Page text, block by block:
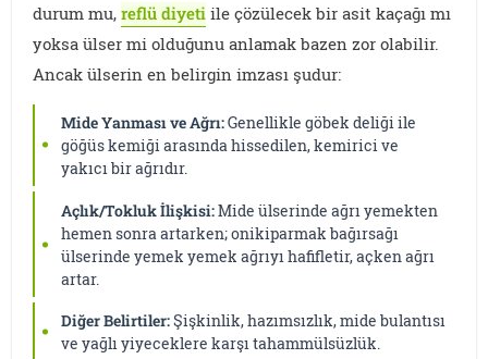
durum mu,reflü diyeti ile çözülecek bir asit kaçağı mı
yoksa ülser mi olduğunu anlamak bazen zor olabilir.
Ancak ülserin en belirgin imzası şudur:
Mide Yanması ve Ağrı:Genellikle göbek deliği ile
göğüs kemiği arasında hissedilen, kemirici ve
yakıcı bir ağrıdır.
Açlık/Tokluk İlişkisi:Mide ülserinde ağrı yemekten
hemen sonra artarken; onikiparmak bağırsağı
ülserinde yemek yemek ağrıyı hafifletir, açken ağrı
artar.
Diğer Belirtiler:Şişkinlik, hazımsızlık, mide bulantısı
ve yağlı yiyeceklere karşı tahammülsüzlük.